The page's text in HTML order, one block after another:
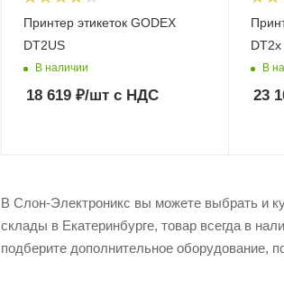
Принтер этикеток GODEX
DT2US
В наличии
18 619 ₽/шт с НДС
DT2x
В
23
В Слон-Электроникс вы можете выбрать и
склады в Екатеринбурге, товар всегда в
подберите дополнительное оборудование,